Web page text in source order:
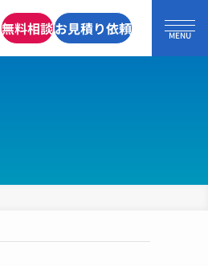
無料相談お見積り依頼